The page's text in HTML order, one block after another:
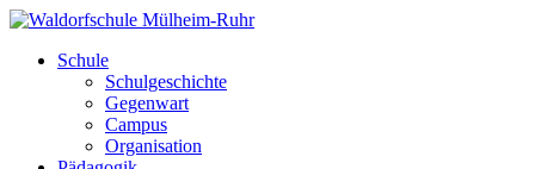
Schule
Schulgeschichte
Gegenwart
Campus
Organisation